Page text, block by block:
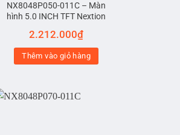
NX8048P050-011C – Màn
hình 5.0 INCH TFT Nextion
2.212.000₫
Thêm vào giỏ hàng